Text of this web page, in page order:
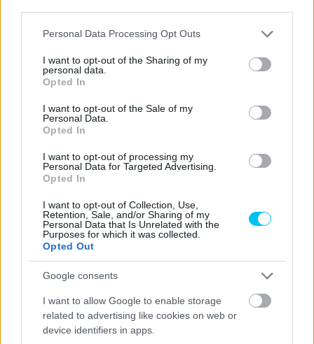
Please note that this website/app uses one or more Google
not limited to your visit or usage behaviour. You may click to
grant or deny consent to Google and its third-party tags to
use your data for below specified purposes in below Google
consent section.
Personal Data Processing Opt Outs
I want to opt-out of the Sharing of my
personal data.
Opted In
I want to opt-out of the Sale of my
Personal Data.
Opted In
I want to opt-out of processing my
Personal Data for Targeted Advertising.
Opted In
I want to opt-out of Collection, Use,
Retention, Sale, and/or Sharing of my
Personal Data that Is Unrelated with the
Purposes for which it was collected.
Opted Out
Google consents
I want to allow Google to enable storage
related to advertising like cookies on web or
device identifiers in apps.
Előző cikk
Bagnaia: „Mugellóban nyerni
hihetetlen”
Következő cikk
Márquez: Alberto most
figyeljek oda
Börcsök Réka
https://p1race.hu